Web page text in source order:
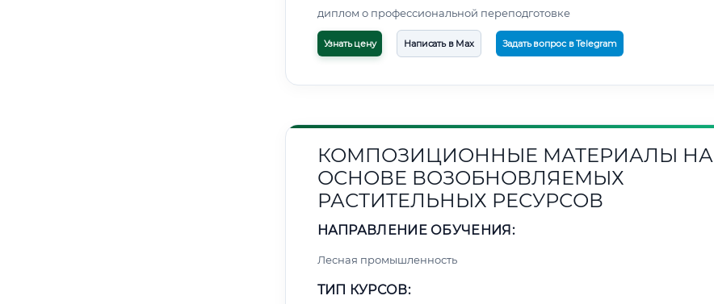
диплом о профессиональной переподготовке
Узнать цену Написать в Max Задать вопрос в Telegram
КОМПОЗИЦИОННЫЕ МАТЕРИАЛЫ НА
ОСНОВЕ ВОЗОБНОВЛЯЕМЫХ
РАСТИТЕЛЬНЫХ РЕСУРСОВ
НАПРАВЛЕНИЕ ОБУЧЕНИЯ:
Лесная промышленность
ТИП КУРСОВ: